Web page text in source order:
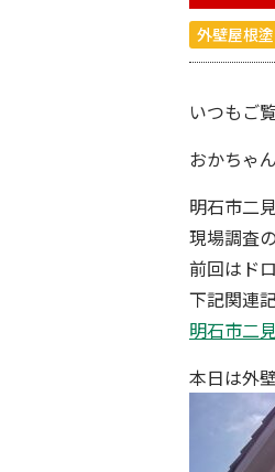
外壁屋根
いつもご
おかちゃ
明石市二
現場調査
前回は ド
下記関連
明石市二
本日は外